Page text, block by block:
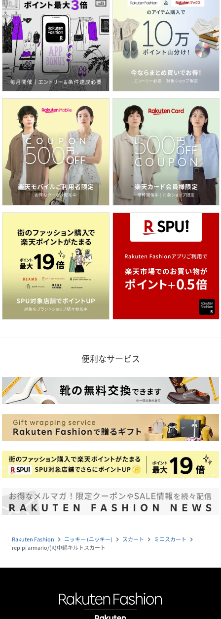
便利なサービス
Rakuten Fashion navigate_next ニッキー (ニッキー) navigate_next スカート navigate_next ミニスカート navigate_next
repipi armario/(K)中綿キルトスカート